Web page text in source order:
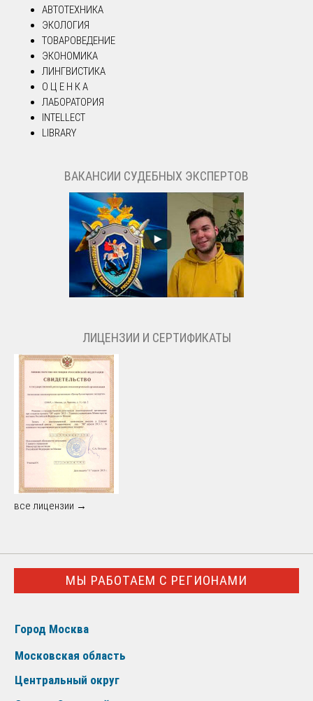
АВТОТЕХНИКА
ЭКОЛОГИЯ
ТОВАРОВЕДЕНИЕ
ЭКОНОМИКА
ЛИНГВИСТИКА
О Ц Е Н К А
ЛАБОРАТОРИЯ
INTELLECT
LIBRARY
ВАКАНСИИ СУДЕБНЫХ ЭКСПЕРТОВ
ЛИЦЕНЗИИ И СЕРТИФИКАТЫ
все лицензии →
МЫ РАБОТАЕМ С РЕГИОНАМИ
Город Москва
Московская область
Центральный округ